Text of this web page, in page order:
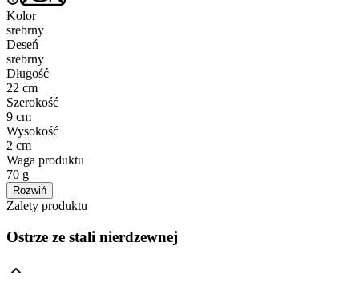
Kolor
srebrny
Deseń
srebrny
Długość
22 cm
Szerokość
9 cm
Wysokość
2 cm
Waga produktu
70 g
Rozwiń
Zalety produktu
Ostrze ze stali nierdzewnej